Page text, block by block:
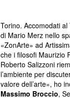
Torino. Accomodati al
di Mario Merz nello
«ZonArte» ad
che i filosofi Maurizio
Roberto Salizzoni
l’ambiente per
valore dell’arte», ho
Massimo Broccio,